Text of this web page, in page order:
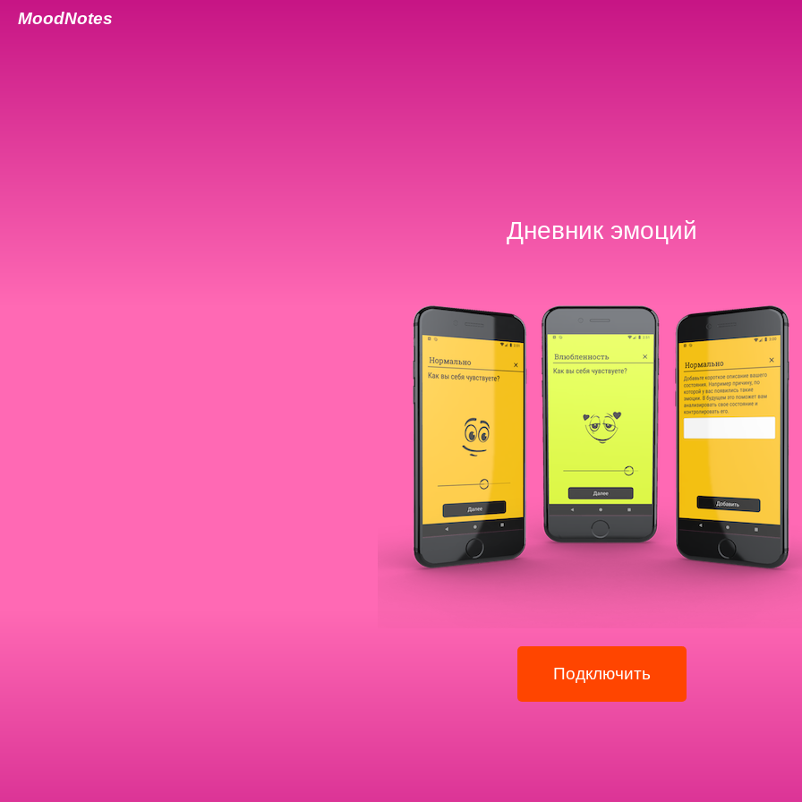
MoodNotes
Дневник эмоций
Подключить